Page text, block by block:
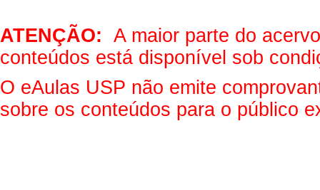
ATENÇÃO: A maior parte do
conteúdos está disponível sob
O eAulas USP não emite
sobre os conteúdos para o público